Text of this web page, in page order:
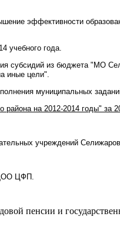
эффективности
учебного года.
субсидий из бюджета "МО
иные цели".
муниципальных
района на 2012-2014 годы" за
учреждений
ДОО ЦФП.
пенсии и